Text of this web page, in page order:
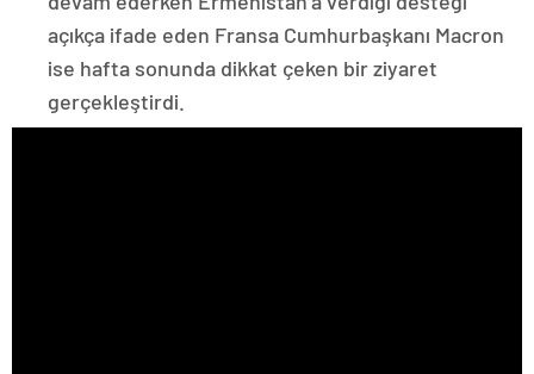
açıkça ifade eden Fransa Cumhurbaşkanı Macron
ise hafta sonunda dikkat çeken bir ziyaret
gerçekleştirdi.